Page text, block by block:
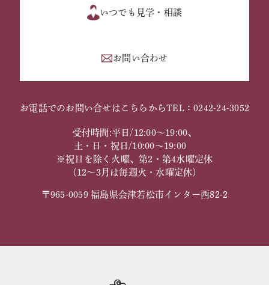
いつでも見学・相談
お問い合わせ
お電話でのお問い合せはこちらからTEL：0242-24-3052
受付時間:平日/12:00～19:00、
土・日・祝日/10:00～19:00
※祝日を除く火曜、第2・第4水曜定休
（12～3月は毎週火・水曜定休）
〒965-0059 福島県会津若松市インター西82-2